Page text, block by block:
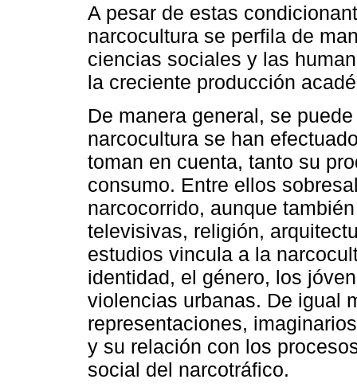
A pesar de estas
narcocultura se perfila de
ciencias sociales y las
la creciente producción
De manera general, se
narcocultura se han
toman en cuenta, tanto su
consumo. Entre ellos
narcocorrido, aunque
televisivas, religión,
estudios vincula a la
identidad, el género, los
violencias urbanas. De igual
representaciones,
y su relación con los
social del narcotráfico.